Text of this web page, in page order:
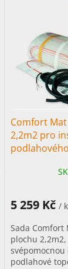
Comfort Mat
2,2m2 pro
5 259 Kč /
Sada Comfort
plochu
podlahové